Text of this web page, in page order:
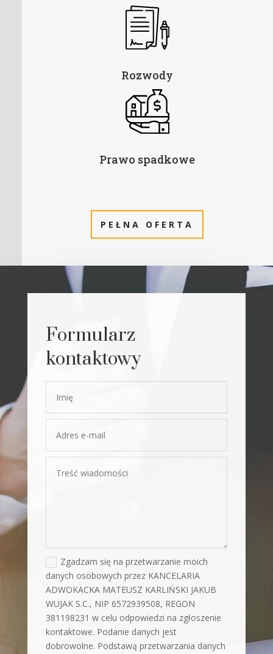
Rozwody
Prawo spadkowe
PEŁNA OFERTA
Formularz
kontaktowy
Zgadzam się na przetwarzanie moich
danych osobowych przez KANCELARIA
ADWOKACKA MATEUSZ KARLIŃSKI JAKUB
WUJAK S.C., NIP 6572939508, REGON
381198231 w celu odpowiedzi na zgłoszenie
kontaktowe. Podanie danych jest
dobrowolne. Podstawą przetwarzania danych